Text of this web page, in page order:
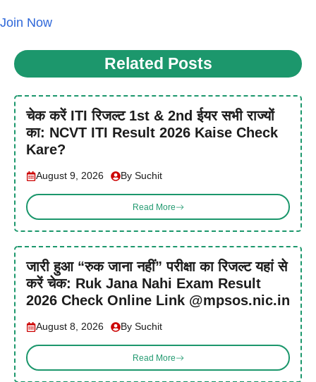
Join Now
Related Posts
चेक करें ITI रिजल्ट 1st & 2nd ईयर सभी राज्यों
का: NCVT ITI Result 2026 Kaise Check
Kare?
August 9, 2026 By Suchit
Read More
जारी हुआ “रुक जाना नहीं” परीक्षा का रिजल्ट यहां से
करें चेक: Ruk Jana Nahi Exam Result
2026 Check Online Link @mpsos.nic.in
August 8, 2026 By Suchit
Read More